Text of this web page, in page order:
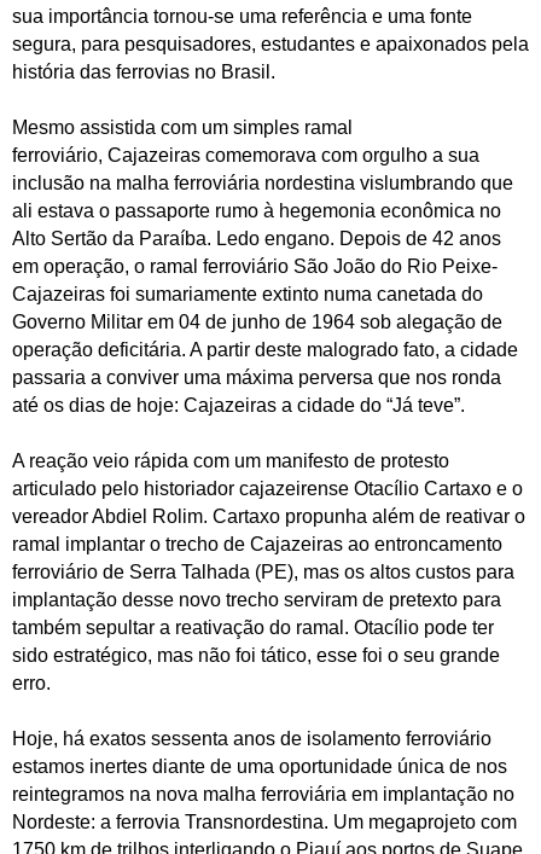
sua importância tornou-se uma referência e uma fonte
segura, para pesquisadores, estudantes e apaixonados pela
história das ferrovias no Brasil.
Mesmo assistida com um simples ramal
ferroviário, Cajazeiras comemorava com orgulho a sua
inclusão na malha ferroviária nordestina vislumbrando que
ali estava o passaporte rumo à hegemonia econômica no
Alto Sertão da Paraíba. Ledo engano. Depois de 42 anos
em operação, o ramal ferroviário São João do Rio Peixe-
Cajazeiras foi sumariamente extinto numa canetada do
Governo Militar em 04 de junho de 1964 sob alegação de
operação deficitária. A partir deste malogrado fato, a cidade
passaria a conviver uma máxima perversa que nos ronda
até os dias de hoje: Cajazeiras a cidade do “Já teve”.
A reação veio rápida com um manifesto de protesto
articulado pelo historiador cajazeirense Otacílio Cartaxo e o
vereador Abdiel Rolim. Cartaxo propunha além de reativar o
ramal implantar o trecho de Cajazeiras ao entroncamento
ferroviário de Serra Talhada (PE), mas os altos custos para
implantação desse novo trecho serviram de pretexto para
também sepultar a reativação do ramal. Otacílio pode ter
sido estratégico, mas não foi tático, esse foi o seu grande
erro.
Hoje, há exatos sessenta anos de isolamento ferroviário
estamos inertes diante de uma oportunidade única de nos
reintegramos na nova malha ferroviária em implantação no
Nordeste: a ferrovia Transnordestina. Um megaprojeto com
1750 km de trilhos interligando o Piauí aos portos de Suape